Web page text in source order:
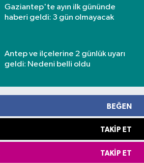
Gaziantep'te ayın ilk gününde
haberi geldi: 3 gün olmayacak
Antep ve ilçelerine 2 günlük uyarı
geldi: Nedeni belli oldu
BEĞEN
TAKIP ET
TAKIP ET